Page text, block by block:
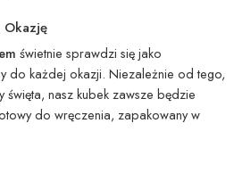
Okazję
świetnie sprawdzi się jako
do każdej okazji. Niezależnie od tego,
nasz kubek zawsze będzie
do wręczenia, zapakowany w